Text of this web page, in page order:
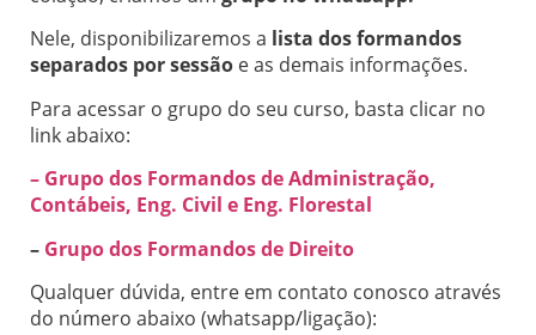
Nele, disponibilizaremos a lista dos formandos
separados por sessão e as demais informações.
Para acessar o grupo do seu curso, basta clicar no
link abaixo:
– Grupo dos Formandos de Administração,
Contábeis, Eng. Civil e Eng. Florestal
– Grupo dos Formandos de Direito
Qualquer dúvida, entre em contato conosco através
do número abaixo (whatsapp/ligação):